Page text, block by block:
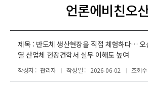
언론에비친오
제목 : 반도체 생산현장을 직접 체험하다… 오
열 산업체 현장견학서 실무 이해도 높여
작성자 : 관리자 작성일 : 2026-06-02 조회